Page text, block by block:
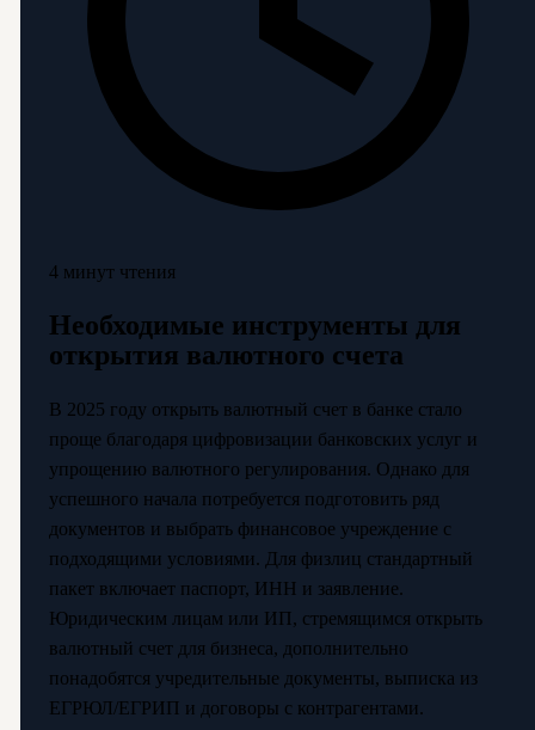
4 минут чтения
Необходимые инструменты для
открытия валютного счета
В 2025 году открыть валютный счет в банке стало
проще благодаря цифровизации банковских услуг и
упрощению валютного регулирования. Однако для
успешного начала потребуется подготовить ряд
документов и выбрать финансовое учреждение с
подходящими условиями. Для физлиц стандартный
пакет включает паспорт, ИНН и заявление.
Юридическим лицам или ИП, стремящимся открыть
валютный счет для бизнеса, дополнительно
понадобятся учредительные документы, выписка из
ЕГРЮЛ/ЕГРИП и договоры с контрагентами.